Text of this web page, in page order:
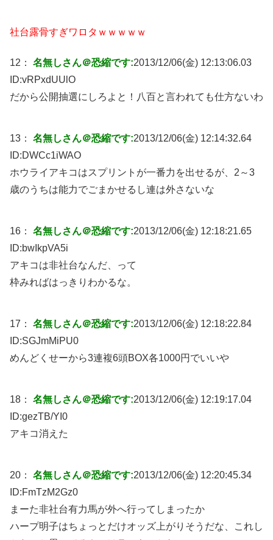
社台露骨すぎワロタｗｗｗｗｗ
12： 名無しさん＠恐縮です:2013/12/06(金) 12:13:06.03
ID:vRPxdUUlO
だから公開抽選にしろよと！八百と言われても仕方ないわ
13： 名無しさん＠恐縮です:2013/12/06(金) 12:14:32.64
ID:DWCc1iWAO
ホウライアキコはスプリントが一番力を出せるが、2～3
歳のうちは能力でごまかせるし連は外さないな
16： 名無しさん＠恐縮です:2013/12/06(金) 12:18:21.65
ID:bwIkpVA5i
アキコは非社台なんだ、って
枠みればはっきりわかるな。
17： 名無しさん＠恐縮です:2013/12/06(金) 12:18:22.84
ID:SGJmMiPU0
めんどくせーから3連複6頭BOX各1000円でいいや
18： 名無しさん＠恐縮です:2013/12/06(金) 12:19:17.04
ID:gezTB/YI0
アキコ消えた
20： 名無しさん＠恐縮です:2013/12/06(金) 12:20:45.34
ID:FmTzM2Gz0
まーた非社台有力馬が外へ行ってしまったか
ハープ明子はちょっとだけオッズ上がりそうだな、これし